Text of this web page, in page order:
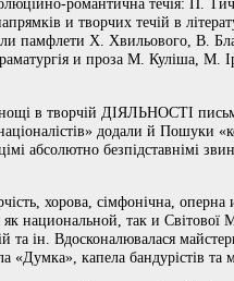
романтична течія: П.
и творчих течій в
памфлети Х. Хвильового, В.
и проза М. Куліша, М.
в творчій ДІЯЛЬНОСТІ
додали й
абсолютно безпідставнімі
хорова, сімфонічна,
национальной, так и Світової
ін. Вдосконалювалася
«Думка», капела бандурістів та